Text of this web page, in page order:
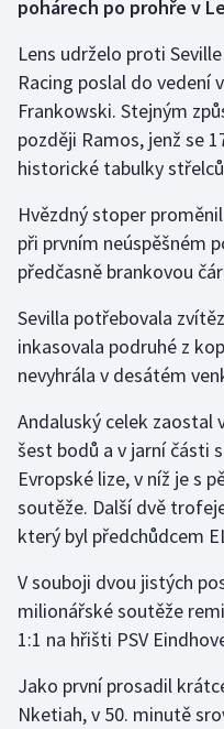
pohárech po prohře v
Lens udrželo proti
Racing poslal do vedení
Frankowski. Stejným
později Ramos, jenž se
historické tabulky
Hvězdný stoper
při prvním neúspěšném
předčasně brankovou
Sevilla potřebovala
inkasovala podruhé z
nevyhrála v desátém
Andaluský celek zaostal
šest bodů a v jarní části
Evropské lize, v níž je s
soutěže. Další dvě
který byl předchůdcem
V souboji dvou jistých
milionářské soutěže
1:1 na hřišti PSV
Jako první prosadil
Nketiah, v 50. minutě